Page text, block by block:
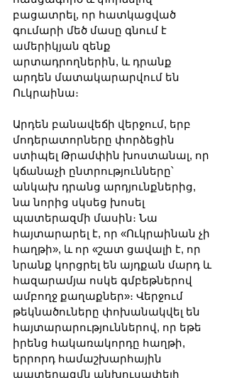
բացատրել, որ հատկացված
գումարի մեծ մասը գնում է
ամերիկյան զենք
արտադրողներին, և դրանք
արդեն մատակարարվում են
Ուկրաինա։
Արդեն բանավեճի վերջում, երբ
մոդերատորները փորձեցին
ստիպել Թրամփին խոստանալ, որ
կճանաչի ընտրությունները՝
անկախ դրանց արդյունքներից,
նա նորից սկսեց խոսել
պատերազմի մասին։ Նա
հայտարարել է, որ «Ուկրաինան չի
հաղթի», և որ «շատ ցավալի է, որ
նրանք կորցրել են այդքան մարդ և
հազարամյա ոսկե գմբեթներով
ամբողջ քաղաքներ»։ Վերջում
թեկնածուները փոխանակվել են
հայտարարություններով, որ եթե
իրենց հակառակորդը հաղթի,
երրորդ համաշխարհային
պատերազմն անխուսափելի